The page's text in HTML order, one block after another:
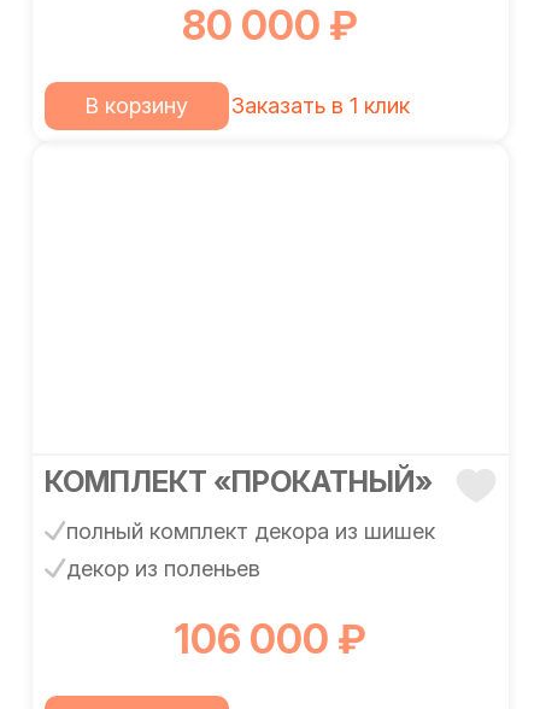
80 000 ₽
В корзину Заказать в 1 клик
КОМПЛЕКТ «ПРОКАТНЫЙ»
полный комплект декора из шишек
декор из поленьев
106 000 ₽